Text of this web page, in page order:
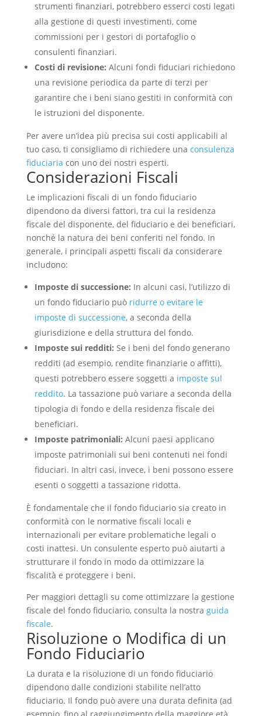
strumenti finanziari, potrebbero esserci costi legati
alla gestione di questi investimenti, come
commissioni per i gestori di portafoglio o
consulenti finanziari.
Costi di revisione: Alcuni fondi fiduciari richiedono
una revisione periodica da parte di terzi per
garantire che i beni siano gestiti in conformità con
le istruzioni del disponente.
Per avere un’idea più precisa sui costi applicabili al
tuo caso, ti consigliamo di richiedere una consulenza
fiduciaria con uno dei nostri esperti.
Considerazioni Fiscali
Le implicazioni fiscali di un fondo fiduciario
dipendono da diversi fattori, tra cui la residenza
fiscale del disponente, del fiduciario e dei beneficiari,
nonché la natura dei beni conferiti nel fondo. In
generale, i principali aspetti fiscali da considerare
includono:
Imposte di successione: In alcuni casi, l’utilizzo di
un fondo fiduciario può ridurre o evitare le
imposte di successione, a seconda della
giurisdizione e della struttura del fondo.
Imposte sui redditi: Se i beni del fondo generano
redditi (ad esempio, rendite finanziarie o affitti),
questi potrebbero essere soggetti a imposte sul
reddito. La tassazione può variare a seconda della
tipologia di fondo e della residenza fiscale dei
beneficiari.
Imposte patrimoniali: Alcuni paesi applicano
imposte patrimoniali sui beni contenuti nei fondi
fiduciari. In altri casi, invece, i beni possono essere
esenti o soggetti a tassazione ridotta.
È fondamentale che il fondo fiduciario sia creato in
conformità con le normative fiscali locali e
internazionali per evitare problematiche legali o
costi inattesi. Un consulente esperto può aiutarti a
strutturare il fondo in modo da ottimizzare la
fiscalità e proteggere i beni.
Per maggiori dettagli su come ottimizzare la gestione
fiscale del fondo fiduciario, consulta la nostra guida
fiscale.
Risoluzione o Modifica di un
Fondo Fiduciario
La durata e la risoluzione di un fondo fiduciario
dipendono dalle condizioni stabilite nell’atto
fiduciario. Il fondo può avere una durata definita (ad